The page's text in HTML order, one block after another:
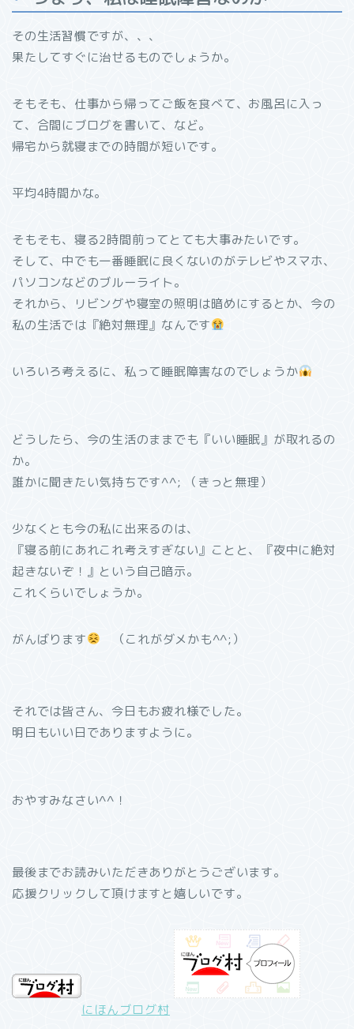
その生活習慣ですが、、、
果たしてすぐに治せるものでしょうか。
そもそも、仕事から帰ってご飯を食べて、お風呂に入っ
て、合間にブログを書いて、など。
帰宅から就寝までの時間が短いです。
平均4時間かな。
そもそも、寝る2時間前ってとても大事みたいです。
そして、中でも一番睡眠に良くないのがテレビやスマホ、
パソコンなどのブルーライト。
それから、リビングや寝室の照明は暗めにするとか、今の
私の生活では『絶対無理』なんです
いろいろ考えるに、私って睡眠障害なのでしょうか
どうしたら、今の生活のままでも『いい睡眠』が取れるの
か。
誰かに聞きたい気持ちです^^; （きっと無理）
少なくとも今の私に出来るのは、
『寝る前にあれこれ考えすぎない』ことと、『夜中に絶対
起きないぞ！』という自己暗示。
これくらいでしょうか。
がんばります （これがダメかも^^;）
それでは皆さん、今日もお疲れ様でした。
明日もいい日でありますように。
おやすみなさい^^！
最後までお読みいただきありがとうございます。
応援クリックして頂けますと嬉しいです。
にほんブログ村